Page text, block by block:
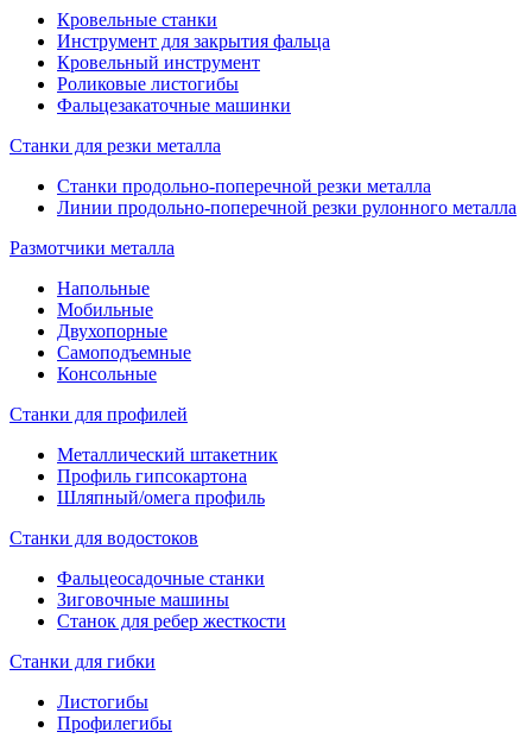
Кровельные станки
Инструмент для закрытия фальца
Кровельный инструмент
Роликовые листогибы
Фальцезакаточные машинки
Станки для резки металла
Станки продольно-поперечной резки металла
Линии продольно-поперечной резки рулонного металла
Размотчики металла
Напольные
Мобильные
Двухопорные
Самоподъемные
Консольные
Станки для профилей
Металлический штакетник
Профиль гипсокартона
Шляпный/омега профиль
Станки для водостоков
Фальцеосадочные станки
Зиговочные машины
Станок для ребер жесткости
Станки для гибки
Листогибы
Профилегибы